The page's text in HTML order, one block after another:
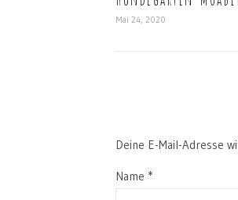
Mai 24, 2020
Deine E-Mail-Adresse
Name *